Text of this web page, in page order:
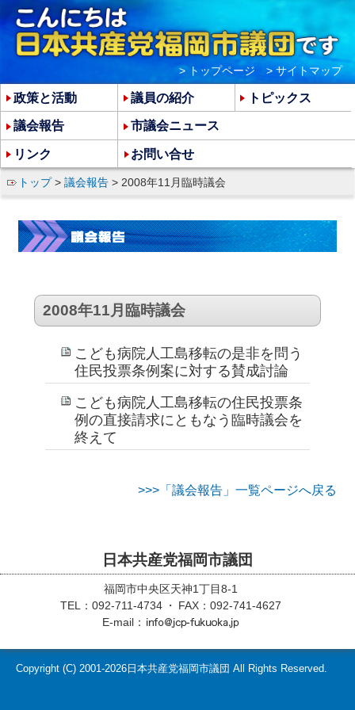
トップ> 議会報告 > 2008年11月臨時議会
2008年11月臨時議会
こども病院人工島移転の是非を問う
住民投票条例案に対する賛成討論
こども病院人工島移転の住民投票条
例の直接請求にともなう臨時議会を
終えて
>>>「議会報告」一覧ページへ戻る
政策と活動 議員の紹介 トピックス
議会報告 市議会ニュース
リンク お問い合せ
> トップページ > サイトマップ
日本共産党福岡市議団
福岡市中央区天神1丁目8-1
TEL：092-711-4734
FAX：092-741-4627
E-mail：
Copyright (C) 2001-2026日本共産党福岡市議団 All Rights Reserved.